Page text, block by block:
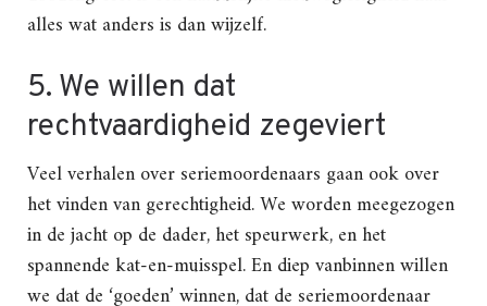
alles wat anders is dan wijzelf.
5. We willen dat
rechtvaardigheid zegeviert
Veel verhalen over seriemoordenaars gaan ook over
het vinden van gerechtigheid. We worden meegezogen
in de jacht op de dader, het speurwerk, en het
spannende kat-en-muisspel. En diep vanbinnen willen
we dat de ‘goeden’ winnen, dat de seriemoordenaar